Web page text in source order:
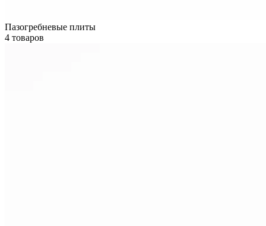
Пазогребневые плиты
4 товаров